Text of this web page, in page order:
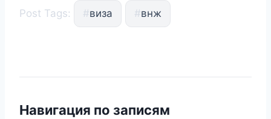
Post Tags: #виза #внж
Навигация по записям